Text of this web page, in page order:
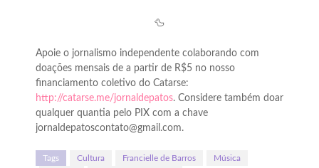
🦆
Apoie o jornalismo independente colaborando com
doações mensais de a partir de R$5 no nosso
financiamento coletivo do Catarse:
http://catarse.me/jornaldepatos. Considere também doar
qualquer quantia pelo PIX com a chave
jornaldepatoscontato@gmail.com.
Tags Cultura Francielle de Barros
Música